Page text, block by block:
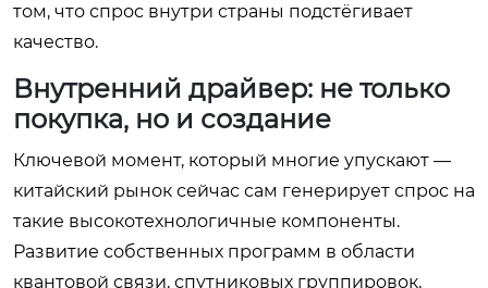
том, что спрос внутри страны подстёгивает
качество.
Внутренний драйвер: не только
покупка, но и создание
Ключевой момент, который многие упускают —
китайский рынок сейчас сам генерирует спрос на
такие высокотехнологичные компоненты.
Развитие собственных программ в области
квантовой связи, спутниковых группировок,